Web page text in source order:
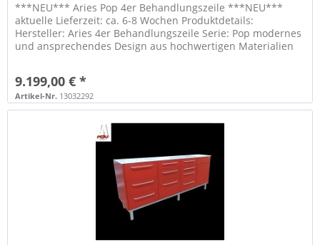
***NEU*** Aries Pop 4er Behandlungszeile ***NEU***
aktuelle Lieferzeit: ca. 6-8 Wochen Produktdetails:
Hersteller: Aries 4er Behandlungszeile Serie: Pop modernes
und ansprechendes Design aus hochwertigen Materialien
9.199,00 € *
Artikel-Nr. 13032292